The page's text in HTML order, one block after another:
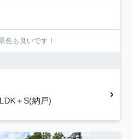
色も良いです！
＋S(納戸)